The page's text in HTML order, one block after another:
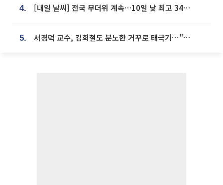
4. [내일 날씨] 전국 무더위 계속…10일 낮 최고 34도 육박
5. 서경덕 교수, 김희철도 분노한 거꾸로 태극기⋯"엉터리는 아냐, 아쉬울 뿐"